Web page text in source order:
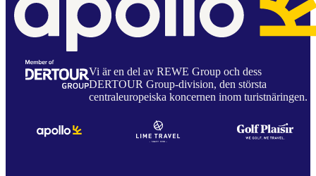
Vi är en del av REWE Group och dess
DERTOUR Group-division, den största
centraleuropeiska koncernen inom turistnäringen.